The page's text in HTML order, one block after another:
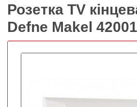
Розетка TV
Defne Makel